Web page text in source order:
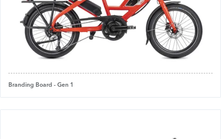
Branding Board - Gen 1